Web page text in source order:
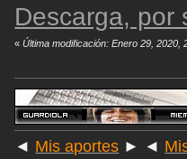
Descarga, por
«Última modificación: Enero 29, 2020,
◄ Mis aportes ► ◄